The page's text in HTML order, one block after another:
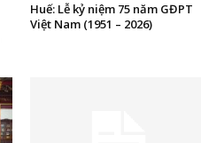
Huế: Lễ kỷ niệm 75 năm GĐPT
Việt Nam (1951 – 2026)